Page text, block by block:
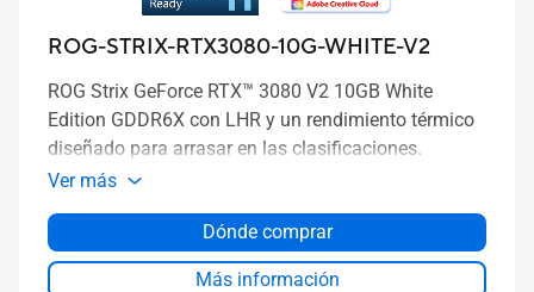
ROG-STRIX-RTX3080-10G-WHITE-V2
ROG Strix GeForce RTX™ 3080 V2 10GB White
Edition GDDR6X con LHR y un rendimiento térmico
diseñado para arrasar en las clasificaciones.
Ver más
Dónde comprar
Más información